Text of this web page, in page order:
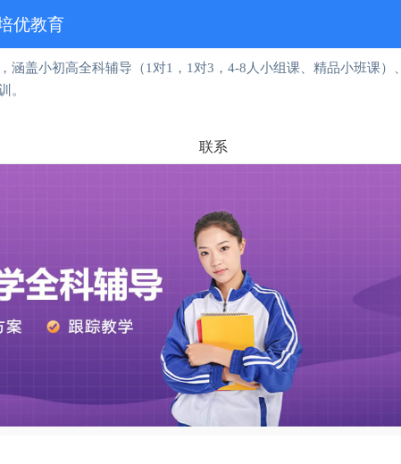
优教育
涵盖小初高全科辅导（1对1，1对3，4-8人小组课、精品小班课）、
。
联系